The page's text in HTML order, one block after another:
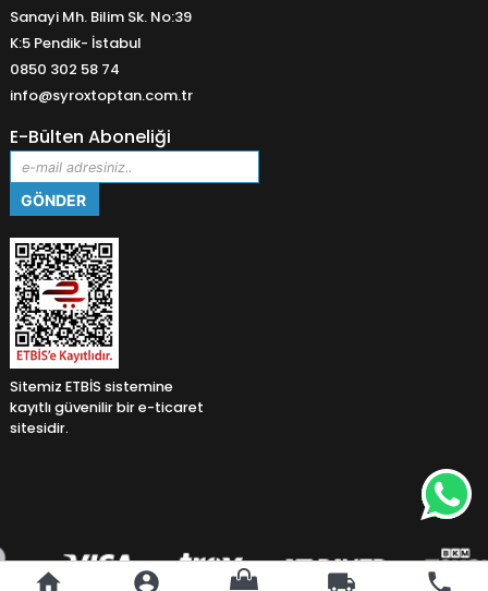
home account_circle local_shipping phone
Sanayi Mh. Bilim Sk. No:39
K:5 Pendik- İstabul
0850 302 58 74
info@syroxtoptan.com.tr
E-Bülten Aboneliği
Sitemiz ETBİS sistemine
kayıtlı güvenilir bir e-ticaret
sitesidir.